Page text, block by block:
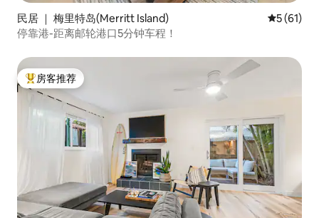
民居 ｜ 梅里特岛(Merritt Island) 平均评分
5 (61)
停靠港-距离邮轮港口5分钟车程！
热门「房客推荐」
房客推荐